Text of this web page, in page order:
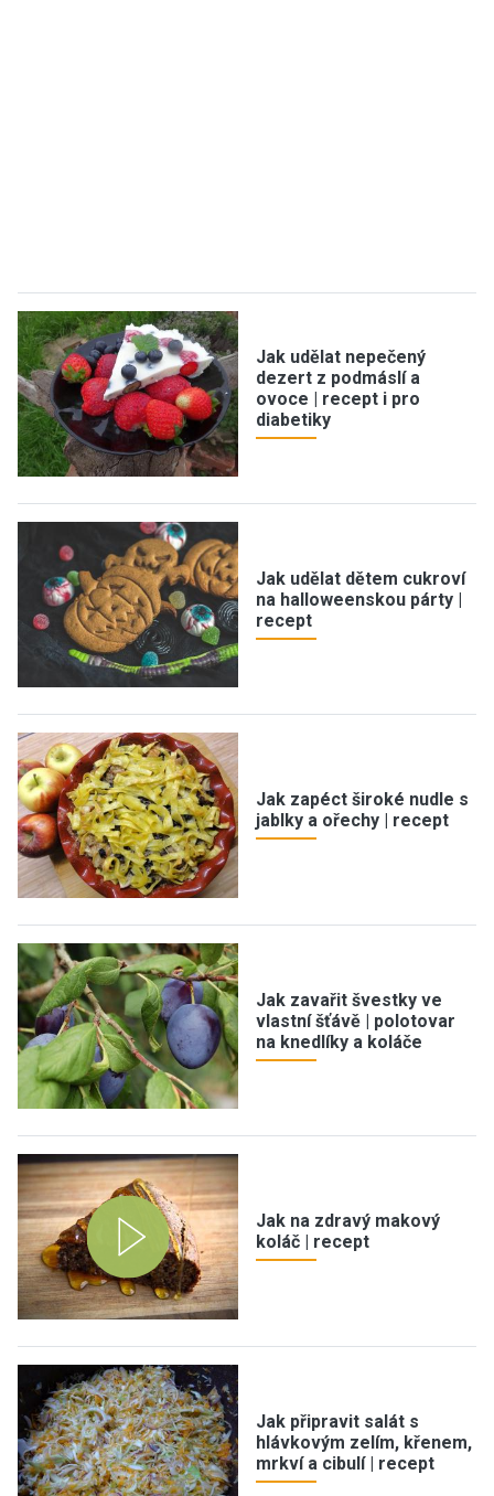
Jak udělat nepečený
dezert z podmáslí a
ovoce | recept i pro
diabetiky
Jak udělat dětem cukroví
na halloweenskou párty |
recept
Jak zapéct široké nudle s
jablky a ořechy | recept
Jak zavařit švestky ve
vlastní šťávě | polotovar
na knedlíky a koláče
Jak na zdravý makový
koláč | recept
Jak připravit salát s
hlávkovým zelím, křenem,
mrkví a cibulí | recept